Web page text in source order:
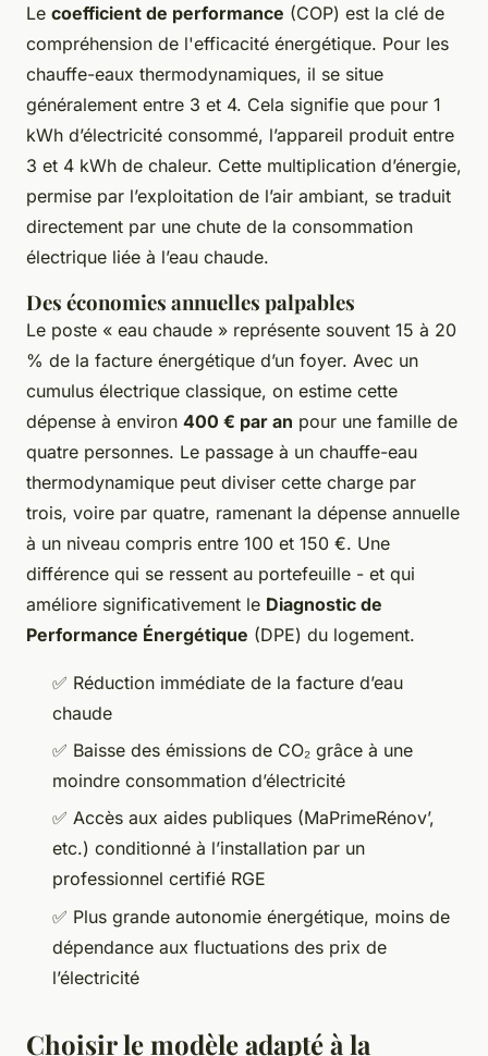
Le coefficient de performance (COP) est la clé de
compréhension de l'efficacité énergétique. Pour les
chauffe-eaux thermodynamiques, il se situe
généralement entre 3 et 4. Cela signifie que pour 1
kWh d’électricité consommé, l’appareil produit entre
3 et 4 kWh de chaleur. Cette multiplication d’énergie,
permise par l’exploitation de l’air ambiant, se traduit
directement par une chute de la consommation
électrique liée à l’eau chaude.
Des économies annuelles palpables
Le poste « eau chaude » représente souvent 15 à 20
% de la facture énergétique d’un foyer. Avec un
cumulus électrique classique, on estime cette
dépense à environ 400 € par an pour une famille de
quatre personnes. Le passage à un chauffe-eau
thermodynamique peut diviser cette charge par
trois, voire par quatre, ramenant la dépense annuelle
à un niveau compris entre 100 et 150 €. Une
différence qui se ressent au portefeuille - et qui
améliore significativement le Diagnostic de
Performance Énergétique (DPE) du logement.
✅ Réduction immédiate de la facture d’eau
chaude
✅ Baisse des émissions de CO₂ grâce à une
moindre consommation d’électricité
✅ Accès aux aides publiques (MaPrimeRénov’,
etc.) conditionné à l’installation par un
professionnel certifié RGE
✅ Plus grande autonomie énergétique, moins de
dépendance aux fluctuations des prix de
l’électricité
Choisir le modèle adapté à la